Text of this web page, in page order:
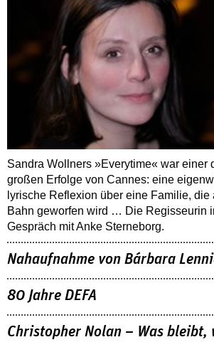
Sandra Wollners »Everytime« war einer
großen Erfolge von Cannes: eine
lyrische Reflexion über eine ­Familie, die
Bahn geworfen wird … Die Regisseurin
Gespräch mit Anke Sterneborg.
Nahaufnahme von Bárbara
80 Jahre DEFA
Christopher Nolan – Was bleibt,